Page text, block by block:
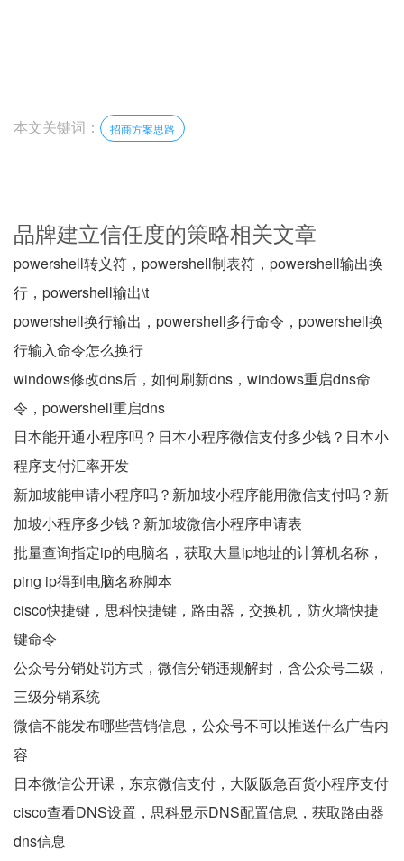
本文关键词： 招商方案思路
品牌建立信任度的策略相关文章
powershell转义符，powershell制表符，powershell输出换
行，powershell输出\t
powershell换行输出，powershell多行命令，powershell换
行输入命令怎么换行
windows修改dns后，如何刷新dns，windows重启dns命
令，powershell重启dns
日本能开通小程序吗？日本小程序微信支付多少钱？日本小
程序支付汇率开发
新加坡能申请小程序吗？新加坡小程序能用微信支付吗？新
加坡小程序多少钱？新加坡微信小程序申请表
批量查询指定ip的电脑名，获取大量ip地址的计算机名称，
ping ip得到电脑名称脚本
cisco快捷键，思科快捷键，路由器，交换机，防火墙快捷
键命令
公众号分销处罚方式，微信分销违规解封，含公众号二级，
三级分销系统
微信不能发布哪些营销信息，公众号不可以推送什么广告内
容
日本微信公开课，东京微信支付，大阪阪急百货小程序支付
cisco查看DNS设置，思科显示DNS配置信息，获取路由器
dns信息